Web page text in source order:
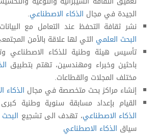
الجيدة في مجال الذكاء الاصطناعي.
نشر ثقافة التحفظ عند التعامل مع
البحث العلمي التي لها علاقة بالأمن
تأسيس هيئة وطنية للذكاء الاصطناعي
باحثين وخبراء ومهندسين، تهتم بتطبيق
مختلف المجلات والقطاعات.
إنشاء مراكز بحث متخصصة في مجال الذكاء
القيام بإعداد مسابقة سنوية وطنية
الذكاء الاصطناعي، تهدف الى تشجيع
سياق الذكاء الاصطناعي